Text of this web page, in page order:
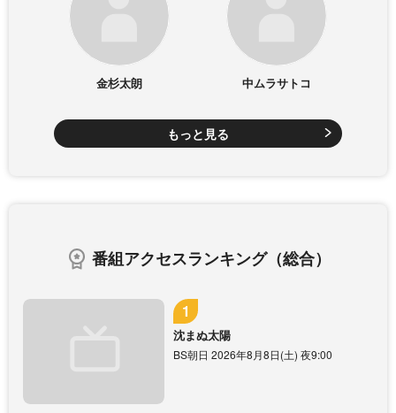
金杉太朗 中ムラサトコ
もっと見る
番組アクセスランキング（総合）
沈まぬ太陽
BS朝日 2026年8月8日(土) 夜9:00